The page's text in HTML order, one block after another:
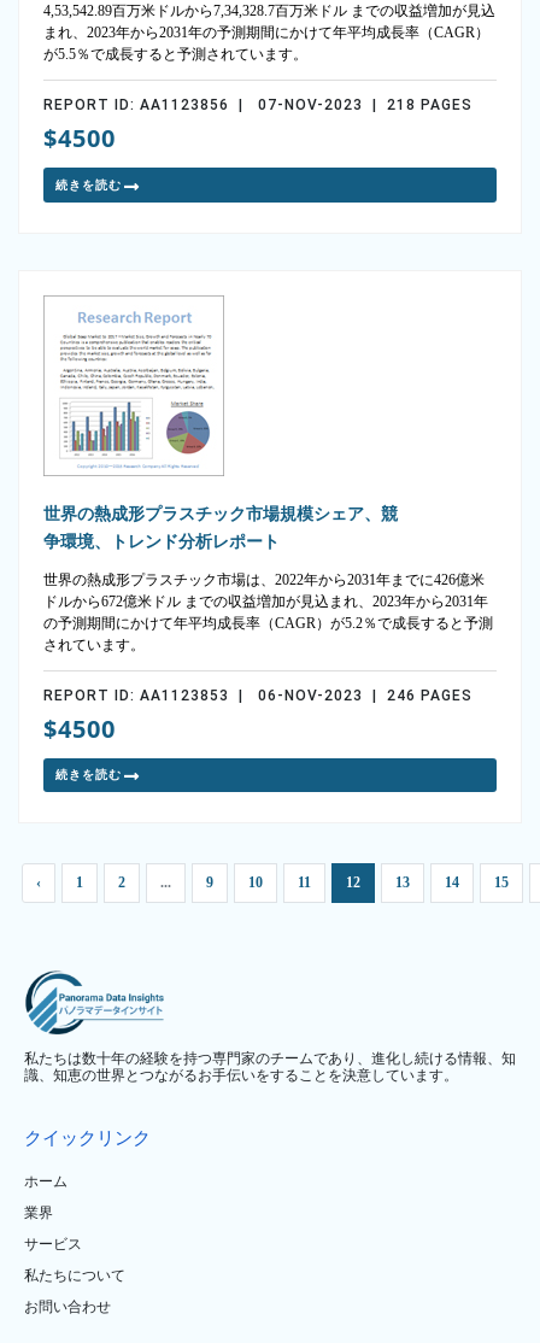
4,53,542.89百万米ドルから7,34,328.7百万米ドル までの収益増加が見込
まれ、2023年から2031年の予測期間にかけて年平均成長率（CAGR）
が5.5％で成長すると予測されています。
REPORT ID: AA1123856 | 07-NOV-2023 | 218 PAGES
$4500
続きを読む
世界の熱成形プラスチック市場規模シェア、競
争環境、トレンド分析レポート
世界の熱成形プラスチック市場は、2022年から2031年までに426億米
ドルから672億米ドル までの収益増加が見込まれ、2023年から2031年
の予測期間にかけて年平均成長率（CAGR）が5.2％で成長すると予測
されています。
REPORT ID: AA1123853 | 06-NOV-2023 | 246 PAGES
$4500
続きを読む
‹ 1 2 ... 9 10 11 12 13 14 15
私たちは数十年の経験を持つ専門家のチームであり、進化し続ける情報、知
識、知恵の世界とつながるお手伝いをすることを決意しています。
クイックリンク
ホーム
業界
サービス
私たちについて
お問い合わせ